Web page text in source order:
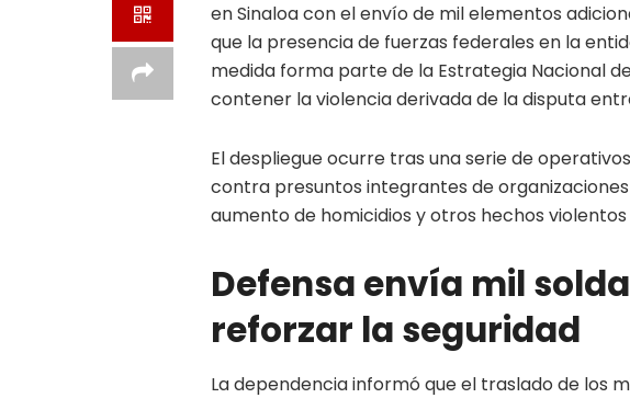
en Sinaloa con el envío de mil elementos
que la presencia de fuerzas federales en la
medida forma parte de la Estrategia Nacional
contener la violencia derivada de la disputa
El despliegue ocurre tras una serie de
contra presuntos integrantes de
aumento de homicidios y otros hechos
Defensa envía mil
reforzar la seguridad
La dependencia informó que el traslado de los